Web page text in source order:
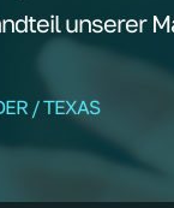
unserer
/ TEXAS